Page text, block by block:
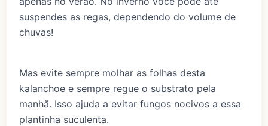
suspendes as regas, dependendo do volume de
chuvas!
Mas evite sempre molhar as folhas desta
kalanchoe e sempre regue o substrato pela
manhã. Isso ajuda a evitar fungos nocivos a essa
plantinha suculenta.